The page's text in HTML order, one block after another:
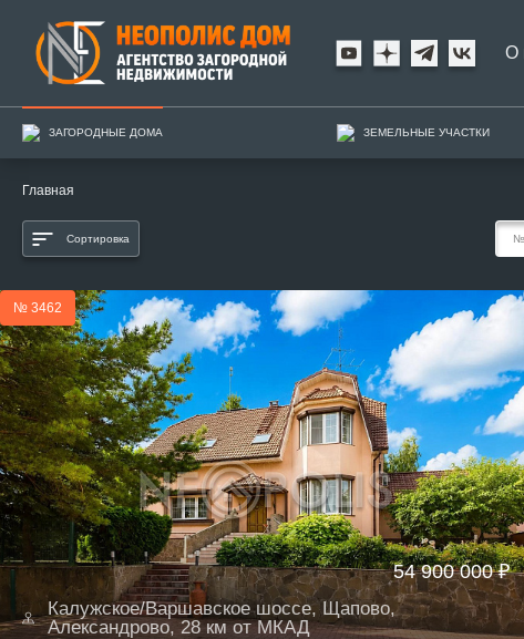
О
ЗАГОРОДНЫЕ ДОМА ЗЕМЕЛЬНЫЕ УЧАСТКИ
Главная
Сортировка
№ 3462
54 900 000 ₽
Калужское/Варшавское шоссе, Щапово,
Александрово, 28 км от МКАД